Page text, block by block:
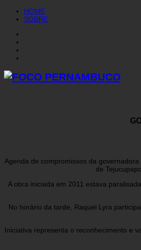
HOME
SOBRE
Agenda de compromissos da
de
A obra iniciada em 2011 estava
No horário da tarde, Raquel Lyra
Iniciativa representa o reconhecimento e